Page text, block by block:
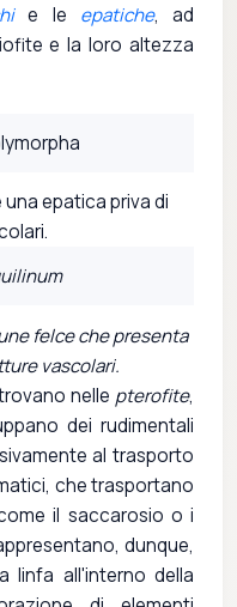
e le epatiche, ad
e la loro altezza
epatica priva di
felce che presenta
vascolari.
nelle pterofite,
dei rudimentali
al trasporto
che trasportano
il saccarosio o i
dunque,
linfa all'interno della